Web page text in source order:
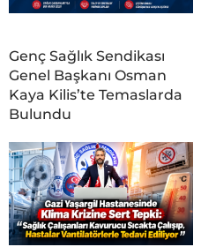
Genç Sağlık Sendikası
Genel Başkanı Osman
Kaya Kilis’te Temaslarda
Bulundu